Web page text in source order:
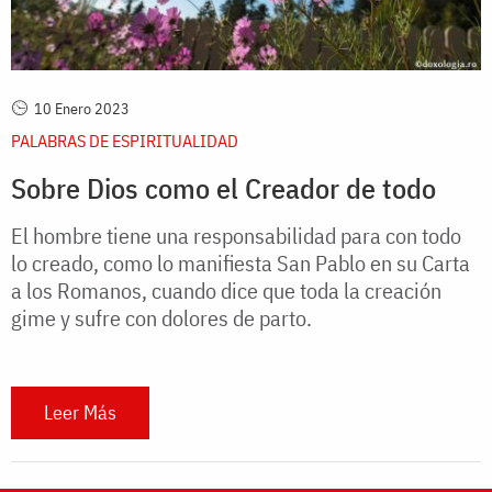
10 Enero 2023
PALABRAS DE ESPIRITUALIDAD
Sobre Dios como el Creador de todo
El hombre tiene una responsabilidad para con todo
lo creado, como lo manifiesta San Pablo en su Carta
a los Romanos, cuando dice que toda la creación
gime y sufre con dolores de parto.
Leer Más